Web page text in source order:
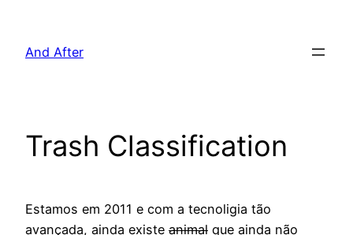
And After
Trash Classification
Estamos em 2011 e com a tecnoligia tão
avançada, ainda existe animal que ainda não